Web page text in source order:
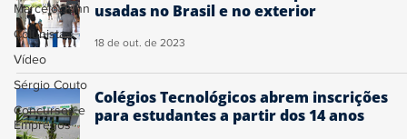
Marcelo John
Colunistas
Vídeo
Sérgio Couto
Concursos e
Empregos
usadas no Brasil e no exterior
18 de out. de 2023
Colégios Tecnológicos abrem inscrições
para estudantes a partir dos 14 anos